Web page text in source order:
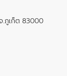
.ภูเก็ต 83000